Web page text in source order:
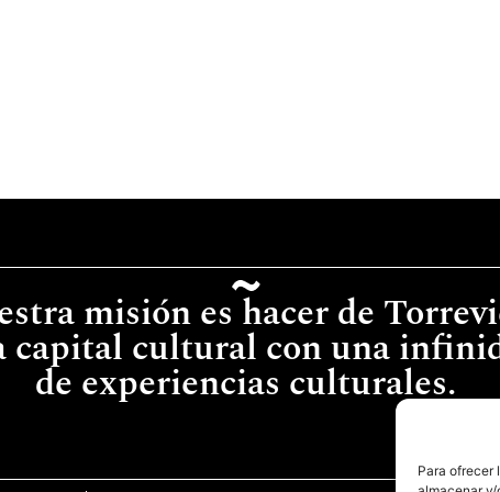
Para ofrecer
misión es hacer de
capital cultural con una
de experiencias culturales.